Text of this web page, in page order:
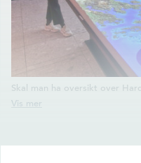
Skal man ha oversikt over
det fabelaktige